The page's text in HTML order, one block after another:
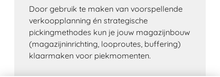
Door gebruik te maken van voorspellende
verkoopplanning én strategische
pickingmethodes kun je jouw magazijnbouw
(magazijninrichting, looproutes, buffering)
klaarmaken voor piekmomenten.